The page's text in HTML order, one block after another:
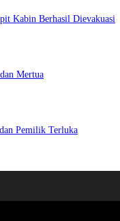
Kabin Berhasil Dievakuasi
Mertua
Pemilik Terluka